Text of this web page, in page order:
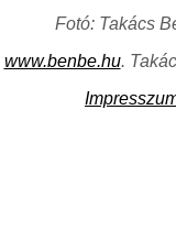
Fotó: Takács
www.benbe.hu.